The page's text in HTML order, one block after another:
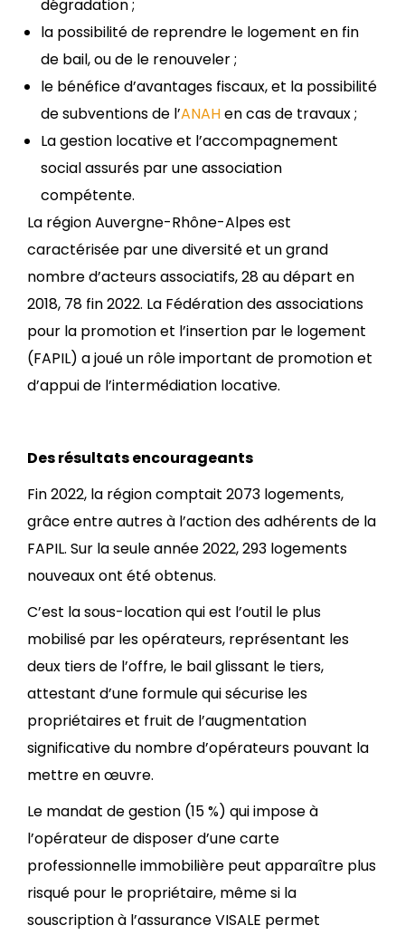
dégradation ;
la possibilité de reprendre le logement en fin
de bail, ou de le renouveler ;
le bénéfice d’avantages fiscaux, et la possibilité
de subventions de l’ANAHen cas de travaux ;
La gestion locative et l’accompagnement
social assurés par une association
compétente.
La région Auvergne-Rhône-Alpes est
caractérisée par une diversité et un grand
nombre d’acteurs associatifs, 28 au départ en
2018, 78 fin 2022. La Fédération des associations
pour la promotion et l’insertion par le logement
(FAPIL) a joué un rôle important de promotion et
d’appui de l’intermédiation locative.
Des résultats encourageants
Fin 2022, la région comptait 2073 logements,
grâce entre autres à l’action des adhérents de la
FAPIL. Sur la seule année 2022, 293 logements
nouveaux ont été obtenus.
C’est la sous-location qui est l’outil le plus
mobilisé par les opérateurs, représentant les
deux tiers de l’offre, le bail glissant le tiers,
attestant d’une formule qui sécurise les
propriétaires et fruit de l’augmentation
significative du nombre d’opérateurs pouvant la
mettre en œuvre.
Le mandat de gestion (15 %) qui impose à
l’opérateur de disposer d’une carte
professionnelle immobilière peut apparaître plus
risqué pour le propriétaire, même si la
souscription à l’assurance VISALE permet